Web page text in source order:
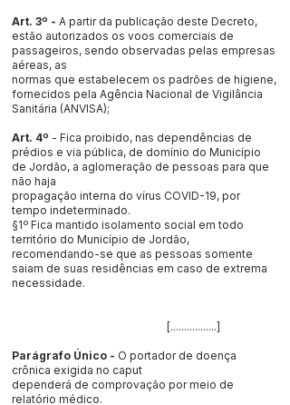
Art. 3º - A partir da publicação deste Decreto,
estão autorizados os voos comerciais de
passageiros, sendo observadas pelas empresas
aéreas, as
normas que estabelecem os padrões de higiene,
fornecidos pela Agência Nacional de Vigilância
Sanitária (ANVISA);
Art. 4º - Fica proibido, nas dependências de
prédios e via pública, de domínio do Município
de Jordão, a aglomeração de pessoas para que
não haja
propagação interna do vírus COVID-19, por
tempo indeterminado.
§1º Fica mantido isolamento social em todo
território do Município de Jordão,
recomendando-se que as pessoas somente
saiam de suas residências em caso de extrema
necessidade.
[.................]
Parágrafo Único - O portador de doença
crônica exigida no caput
dependerá de comprovação por meio de
relatório médico.